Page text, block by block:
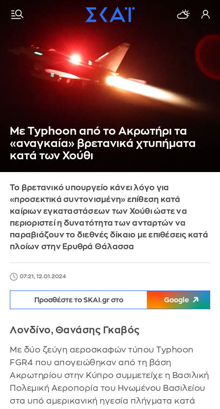
Με Typhoon από το Ακρωτήρι τα
«αναγκαία» βρετανικά χτυπήματα
κατά των Χούθι
Το βρετανικό υπουργείο κάνει λόγο για
«προσεκτικά συντονισμένη» επίθεση κατά
καίριων εγκαταστάσεων των Χούθι ώστε να
περιοριστεί η δυνατότητα των ανταρτών να
παραβιάζουν το διεθνές δίκαιο με επιθέσεις κατά
πλοίων στην Ερυθρά Θάλασσα
07:21, 12.01.2024
Προσθέστε το SKAI.gr στο Google
Λονδίνο, Θανάσης Γκαβός
Με δύο ζεύγη αεροσκαφών τύπου Typhoon
FGR4 που απογειώθηκαν από τη βάση
Ακρωτηρίου στην Κύπρο συμμετείχε η Βασιλική
Πολεμική Αεροπορία του Ηνωμένου Βασιλείου
στα υπό αμερικανική ηγεσία πλήγματα κατά